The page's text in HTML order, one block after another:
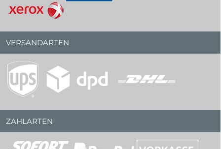
VERSANDARTEN
ZAHLARTEN